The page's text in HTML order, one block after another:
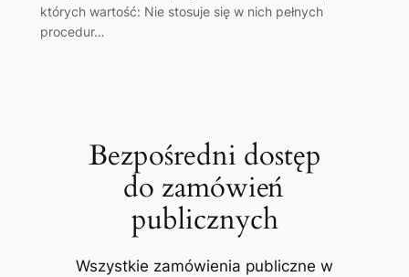
których wartość: Nie stosuje się w nich pełnych
procedur…
Bezpośredni dostęp
do zamówień
publicznych
Wszystkie zamówienia publiczne w